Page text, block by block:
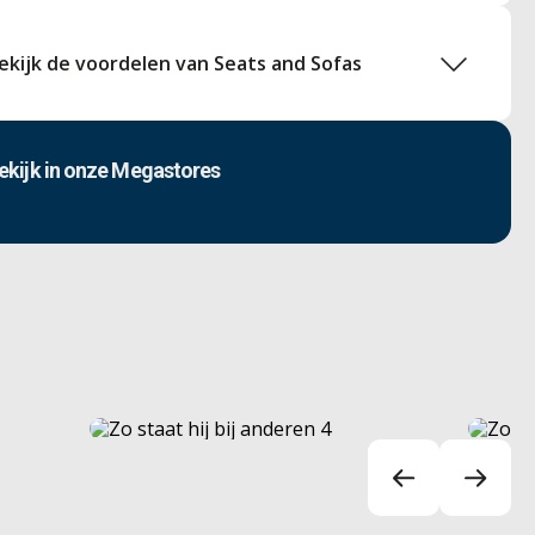
de voordelen van Seats and Sofas
in onze Megastores